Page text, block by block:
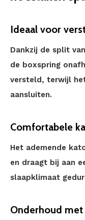
Ideaal voor
Dankzij de split
de boxspring
versteld, terwijl
aansluiten.
Comfortabele
Het ademende
en draagt bij aan
slaapklimaat
Onderhoud